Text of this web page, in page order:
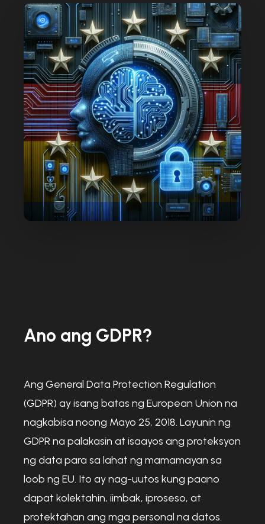
Ano ang GDPR?
Ang General Data Protection Regulation
(GDPR) ay isang batas ng European Union na
nagkabisa noong Mayo 25, 2018. Layunin ng
GDPR na palakasin at isaayos ang proteksyon
ng data para sa lahat ng mamamayan sa
loob ng EU. Ito ay nag-uutos kung paano
dapat kolektahin, iimbak, iproseso, at
protektahan ang mga personal na datos.